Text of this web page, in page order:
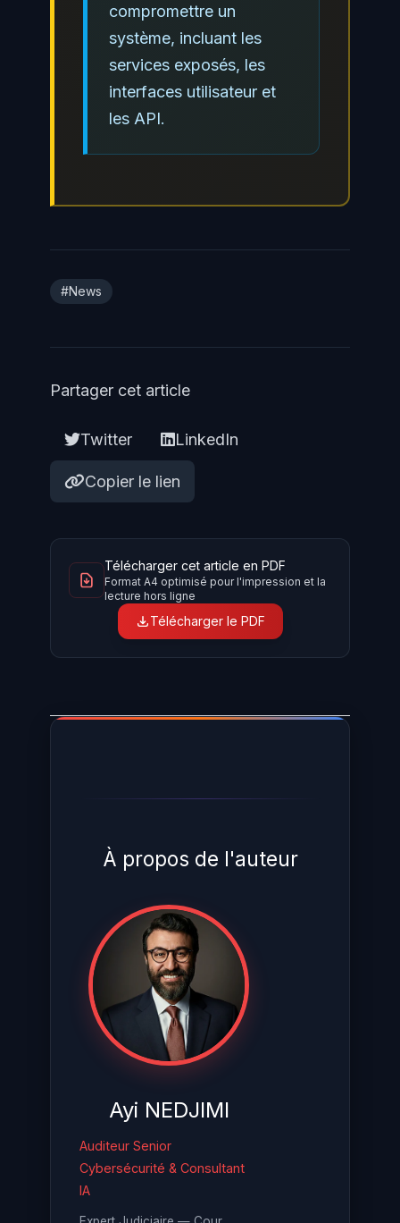
compromettre un
système, incluant les
services exposés, les
interfaces utilisateur et
les API.
#News
Partager cet article
Twitter LinkedIn
Copier le lien
Télécharger cet article en PDF
Format A4 optimisé pour l'impression et la
lecture hors ligne
Télécharger le PDF
À propos de l'auteur
Ayi NEDJIMI
Auditeur Senior
Cybersécurité & Consultant
IA